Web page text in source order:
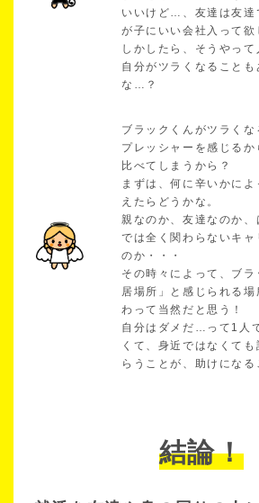
いいけど…、友達は友達
が子にいい会社入って
しかしたら、そうやっ
自分がツラくなること
な…？
ブラックくんがツラくな
プレッシャーを感じるか
比べてしまうから？
まずは、何に辛いかに
えたらどうかな。
親なのか、友達なのか
では全く関わらないキャ
のか・・・
その時々によって、ブ
居場所」と感じられる
わって当然だと思う！
自分はダメだ…って1人
くて、身近ではなくて
らうことが、助けになる
結論！